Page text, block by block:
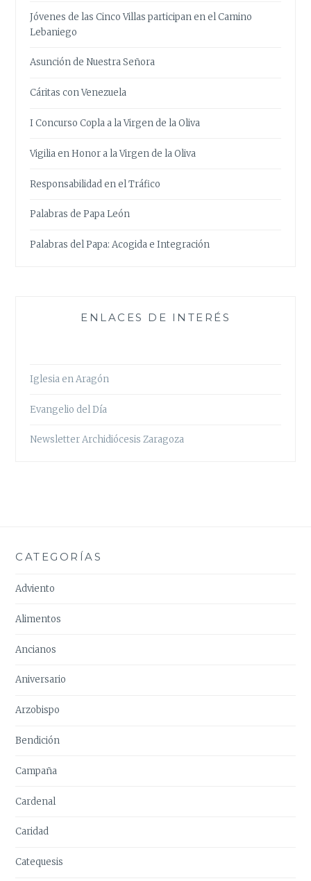
Jóvenes de las Cinco Villas participan en el Camino
Lebaniego
Asunción de Nuestra Señora
Cáritas con Venezuela
I Concurso Copla a la Virgen de la Oliva
Vigilia en Honor a la Virgen de la Oliva
Responsabilidad en el Tráfico
Palabras de Papa León
Palabras del Papa: Acogida e Integración
ENLACES DE INTERÉS
Iglesia en Aragón
Evangelio del Día
Newsletter Archidiócesis Zaragoza
CATEGORÍAS
Adviento
Alimentos
Ancianos
Aniversario
Arzobispo
Bendición
Campaña
Cardenal
Caridad
Catequesis